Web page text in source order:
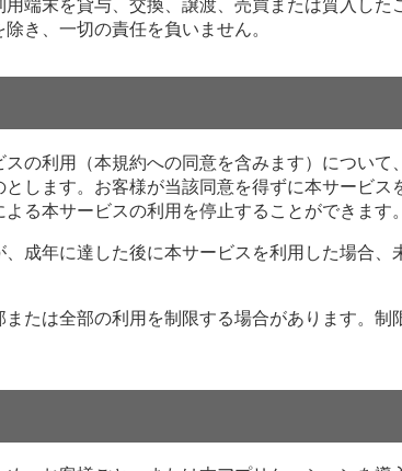
端末を貸与、交換、譲渡、売買または質入した
き、一切の責任を負いません。
の利用（本規約への同意を含みます）について
します。お客様が当該同意を得ずに本サービス
る本サービスの利用を停止することができます。
成年に達した後に本サービスを利用した場合、
たは全部の利用を制限する場合があります。制